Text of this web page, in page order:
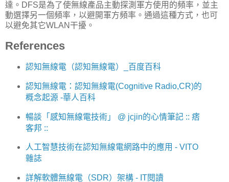
達。DFS是為了使無線產品主動探測軍方使用的頻率，並主
動選擇另一個頻率，以避開軍方頻率。通過這種方式，也可
以避免其它WLAN干擾。
References
認知無線電（認知無線電）_百度百科
認知無線電：認知無線電(Cognitive Radio,CR)的
概念起源 -華人百科
暢談「感知無線電技術」 @ jcjin的心情筆記 :: 痞
客邦 ::
人工智慧技術在認知無線電網路中的應用 - VITO
雜誌
詳解軟體無線電（SDR）架構 - IT閱讀